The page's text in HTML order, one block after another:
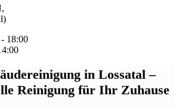
18:00
in Lossatal–
Reinigung für Ihr Zuhause